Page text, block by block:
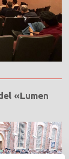
«Lumen